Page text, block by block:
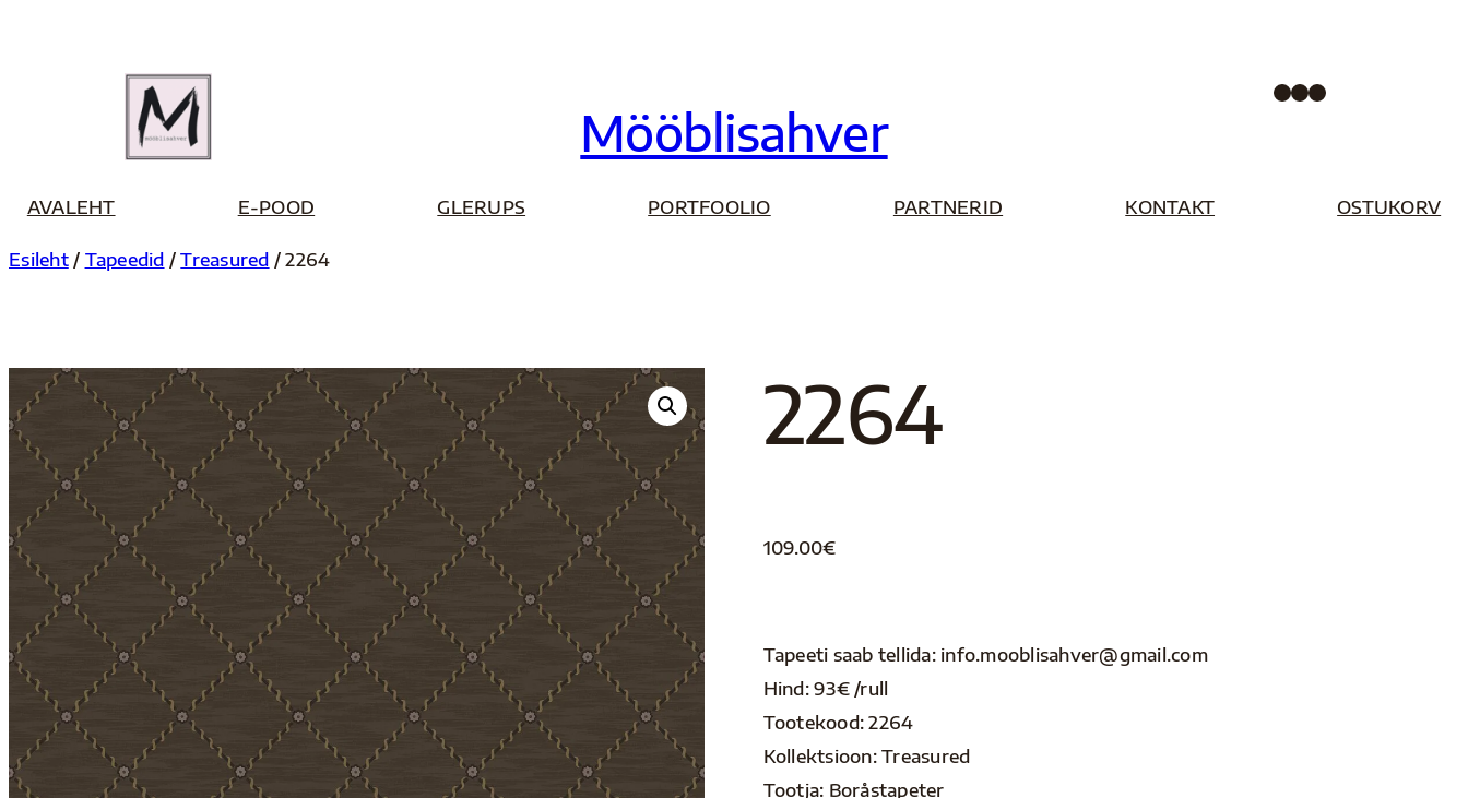
Mööblisahver
Facebook InstagramPinterest
AVALEHT E-POOD GLERUPS PORTFOOLIO PARTNERID KONTAKT OSTUKORV
Esileht/ Tapeedid /Treasured / 2264
2264
109.00€
Tapeeti saab tellida: info.mooblisahver@gmail.com
Hind: 93€ /rull
Tootekood: 2264
Kollektsioon: Treasured
Tootja: Boråstapeter